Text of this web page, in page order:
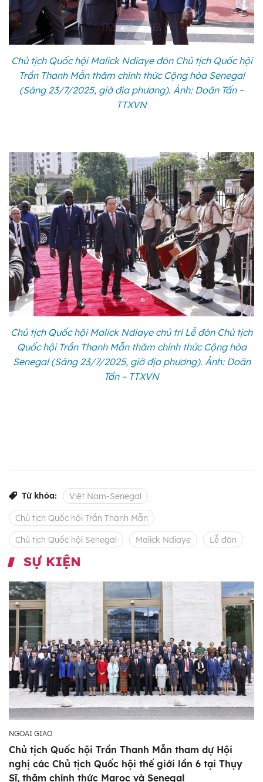
Chủ tịch Quốc hội Malick Ndiaye đón Chủ tịch Quốc hội
Trần Thanh Mẫn thăm chính thức Cộng hòa Senegal
(Sáng 23/7/2025, giờ địa phương). Ảnh: Doãn Tấn –
TTXVN
Chủ tịch Quốc hội Malick Ndiaye chủ trì Lễ đón Chủ tịch
Quốc hội Trần Thanh Mẫn thăm chính thức Cộng hòa
Senegal (Sáng 23/7/2025, giờ địa phương). Ảnh: Doãn
Tấn – TTXVN
Từ khóa: Việt Nam-Senegal
Chủ tịch Quốc hội Trần Thanh Mẫn
Chủ tịch Quốc hội Senegal Malick Ndiaye Lễ đón
SỰ KIỆN
NGOẠI GIAO
Chủ tịch Quốc hội Trần Thanh Mẫn tham dự Hội
nghị các Chủ tịch Quốc hội thế giới lần 6 tại Thụy
Sĩ, thăm chính thức Maroc và Senegal